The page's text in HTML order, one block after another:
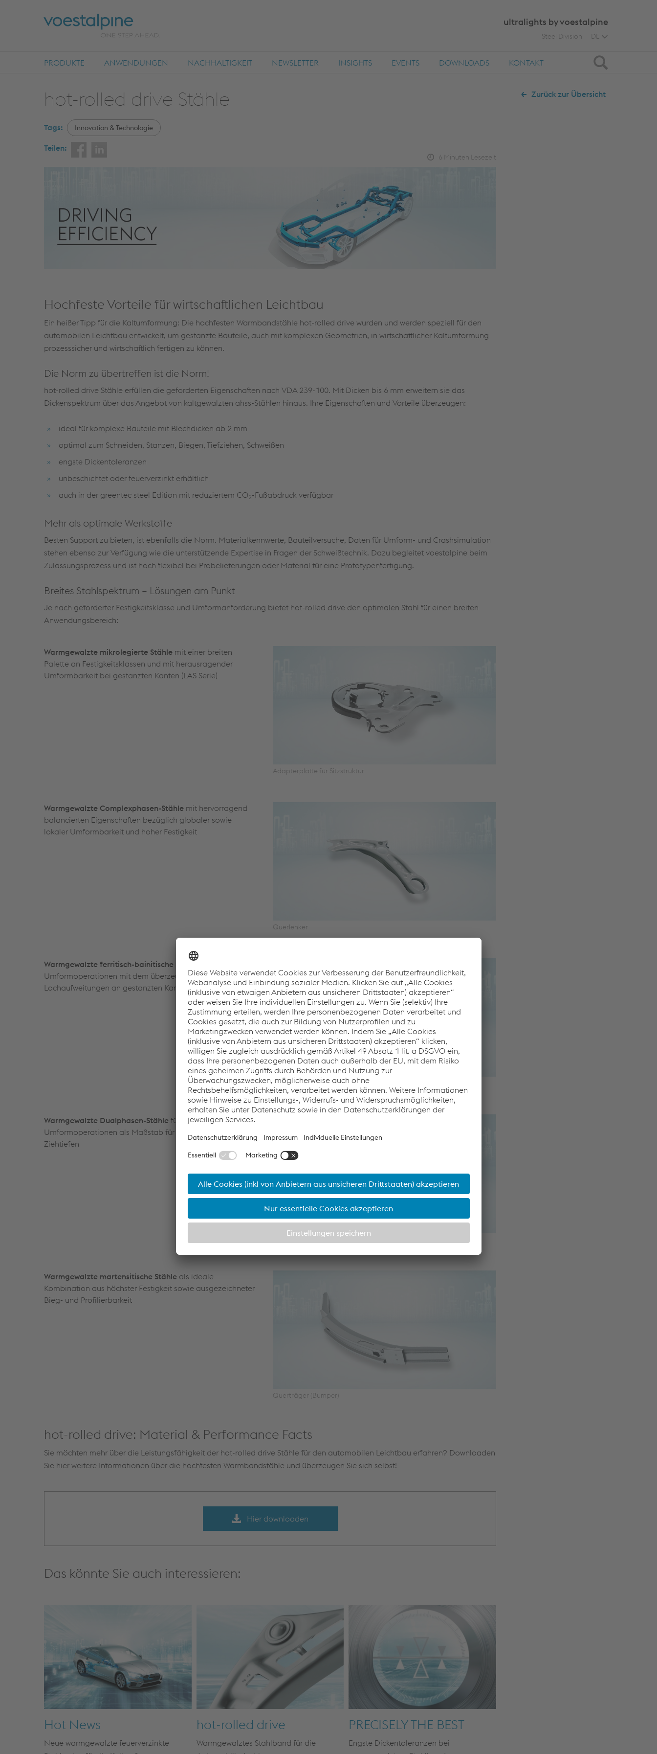
ultralights by voestalpine
Steel Division DE
PRODUKTE ANWENDUNGEN NACHHALTIGKEIT NEWSLETTER INSIGHTS EVENTS DOWNLOADS KONTAKT Suche
hot-rolled drive Stähle Zurück zur Übersicht
Tags: Innovation & Technologie
Teilen:
6 Minuten Lesezeit
Hochfeste Vorteile für wirtschaftlichen Leichtbau
Ein heißer Tipp für die Kaltumformung: Die hochfesten Warmbandstähle hot-rolled drive wurden und werden speziell für den
automobilen Leichtbau entwickelt, um gestanzte Bauteile, auch mit komplexen Geometrien, in wirtschaftlicher Kaltumformung
prozesssicher und wirtschaftlich fertigen zu können.
Die Norm zu übertreffen ist die Norm!
hot-rolled drive Stähle erfüllen die geforderten Eigenschaften nach VDA 239-100. Mit Dicken bis 6 mm erweitern sie das
Dickenspektrum über das Angebot von kaltgewalzten ahss-Stählen hinaus. Ihre Eigenschaften und Vorteile überzeugen:
ideal für komplexe Bauteile mit Blechdicken ab 2 mm
optimal zum Schneiden, Stanzen, Biegen, Tiefziehen, Schweißen
engste Dickentoleranzen
unbeschichtet oder feuerverzinkt erhältlich
auch in der greentec steel Edition mit reduziertem CO2-Fußabdruck verfügbar
Mehr als optimale Werkstoffe
Besten Support zu bieten, ist ebenfalls die Norm. Materialkennwerte, Bauteilversuche, Daten für Umform- und Crashsimulation
stehen ebenso zur Verfügung wie die unterstützende Expertise in Fragen der Schweißtechnik. Dazu begleitet voestalpine beim
Zulassungsprozess und ist hoch flexibel bei Probelieferungen oder Material für eine Prototypenfertigung.
Breites Stahlspektrum – Lösungen am Punkt
Je nach geforderter Festigkeitsklasse und Umformanforderung bietet hot-rolled drive den optimalen Stahl für einen breiten
Anwendungsbereich:
Warmgewalzte mikrolegierte Stähle mit einer breiten
Palette an Festigkeitsklassen und mit herausragender
Umformbarkeit bei gestanzten Kanten (LAS Serie)
Adapterplatte für Sitzstruktur
Warmgewalzte Complexphasen-Stähle mit hervorragend
balancierten Eigenschaften bezüglich globaler sowie
lokaler Umformbarkeit und hoher Festigkeit
Querlenker
Warmgewalzte ferritisch-bainitische Stähle
Umformoperationen mit dem überzeugenden Plus bei
Lochaufweitungen an gestanzten Kanten
Längslenker
Warmgewalzte Dualphasen-Stähle für globale
Umformoperationen als Maßstab für Tiefziehen mit hohen
Ziehtiefen
Warmgewalzte martensitische Stähle als ideale
Kombination aus höchster Festigkeit sowie ausgezeichneter
Bieg- und Profilierbarkeit
Querträger (Bumper)
hot-rolled drive: Material & Performance Facts
Sie möchten mehr über die Leistungsfähigkeit der hot-rolled drive Stähle für den automobilen Leichtbau erfahren? Downloaden
Sie hier weitere Informationen über die hochfesten Warmbandstähle und überzeugen Sie sich selbst!
Hier downloaden
Das könnte Sie auch interessieren:
Hot News
Neue warmgewalzte feuerverzinkte
hot-rolled drive
Warmgewalztes Stahlband für die
PRECISELY THE BEST
Engste Dickentoleranzen bei